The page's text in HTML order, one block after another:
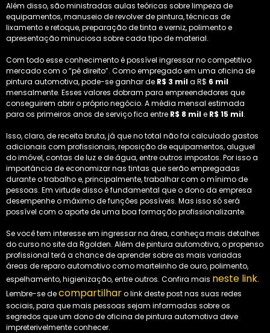
Além disso, são ministradas aulas teóricas sobre limpeza de
equipamentos, manuseio de revolver de pintura, técnicas de
lixamento e retoque, preparação de tinta e verniz, polimento e
apresentação minuciosa sobre cada tipo de material.
Com todo esse conhecimento é possível ingressar no competitivo
mercado com o “pé direito”. Como empregado em uma oficina de
pintura automotiva, pode-se ganhar de R$ 3 mila R$ 6 mil
mensalmente. Esses valores dobram para empreendedores que
conseguirem abrir o próprio negócio. A média mensal estimada
para os primeiros anos de serviço fica entre R$ 8 mile R$ 15 mil.
Isso, claro, de receita bruta, já que no total não foi calculado gastos
adicionais com profissionais, reposição de equipamentos, aluguel
do imóvel, contas de luz e de água, entre outros impostos. Por isso a
importância de economizar nas tintas que serão empregadas
durante o trabalho e, principalmente, trabalhar com o mínimo de
pessoas. Em virtude disso é fundamental que o dono da empresa
desempenhe o máximo de funções possíveis. Mas isso só será
possível com o aporte de uma boa formação profissionalizante.
Se você tem interesse em ingressar na área, conheça mais detalhes
do curso no site da Rgolden. Além de pintura automotiva, o propenso
profissional terá a chance de aprender sobre as mais variadas
áreas de reparo automotivo como martelinho de ouro, polimento,
espelhamento, higienização, entre outros. Confira mais neste link.
Lembre-se decompartilharo link deste post nas suas redes
sociais, para que mais pessoas sejam informadas sobre os
segredos que um dono de oficina de pintura automotiva deve
impreterivelmente conhecer.